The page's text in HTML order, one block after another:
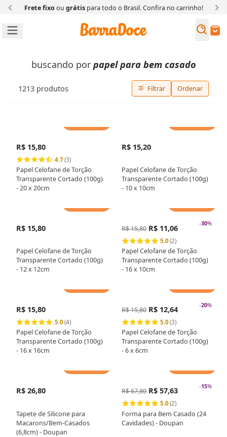
Frete fixoou grátispara todo o Brasil. Confira no carrinho!
Buscar
buscando porpapel para bem casado
1213 produtos Filtrar Ordenar
R$ 15,80
4.7(3)
Papel Celofane de Torção
Transparente Cortado (100g)
- 20 x 20cm
R$ 15,20
Papel Celofane de Torção
Transparente Cortado (100g)
- 10 x 10cm
R$ 15,80
Papel Celofane de Torção
Transparente Cortado (100g)
- 12 x 12cm
-30%
R$ 15,80 R$ 11,06
5.0(2)
Papel Celofane de Torção
Transparente Cortado (100g)
- 16 x 10cm
R$ 15,80
5.0(4)
Papel Celofane de Torção
Transparente Cortado (100g)
- 16 x 16cm
-20%
R$ 15,80 R$ 12,64
5.0(3)
Papel Celofane de Torção
Transparente Cortado (100g)
- 6 x 6cm
R$ 26,80
Tapete de Silicone para
Macarons/Bem-Casados
(6,8cm) - Doupan
-15%
R$ 67,80 R$ 57,63
5.0(2)
Forma para Bem Casado (24
Cavidades) - Doupan